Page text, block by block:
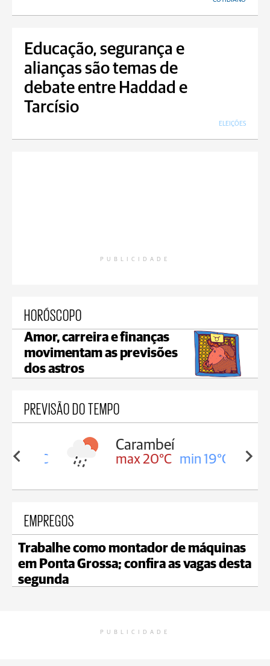
Educação, segurança e
alianças são temas de
debate entre Haddad e
Tarcísio
ELEIÇÕES
PUBLICIDADE
HORÓSCOPO
Amor, carreira e finanças
movimentam as previsões
dos astros
PREVISÃO DO TEMPO
19°C
Carambeí
max 20°C min 19°C
EMPREGOS
Trabalhe como montador de máquinas
em Ponta Grossa; confira as vagas desta
segunda
PUBLICIDADE